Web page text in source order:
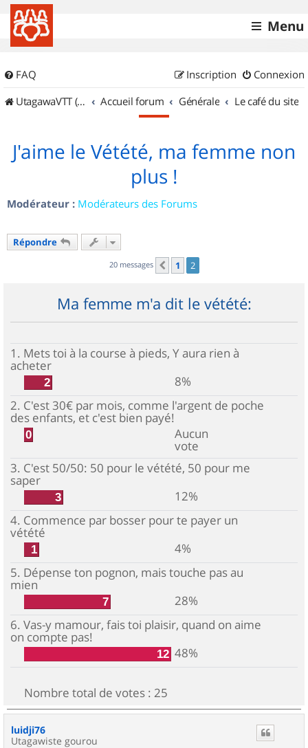
Menu
FAQ Connexion
Inscription
UtagawaVTT (Randos VTT et VTTAE avec traces GPS)
Accueil forum Générale Le café du site
J'aime le Vétété, ma femme non
plus !
Modérateur : Modérateurs des Forums
Répondre
20 messages Précédent
1 2
Ma femme m'a dit le vétété:
1. Mets toi à la course à pieds, Y aura rien à
acheter
2
8%
2. C'est 30€ par mois, comme l'argent de poche
des enfants, et c'est bien payé!
0 Aucun
vote
3. C'est 50/50: 50 pour le vétété, 50 pour me
saper
3
12%
4. Commence par bosser pour te payer un
vétété
1
4%
5. Dépense ton pognon, mais touche pas au
mien
7
28%
6. Vas-y mamour, fais toi plaisir, quand on aime
on compte pas!
12 48%
Nombre total de votes : 25
luidji76
Utagawiste gourou